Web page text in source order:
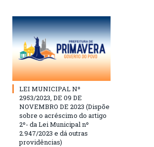
LEI MUNICIPAL Nº
2953/2023, DE 09 DE
NOVEMBRO DE 2023 (Dispõe
sobre o acréscimo do artigo
2º- da Lei Municipal nº
2.947/2023 e dá outras
providências)